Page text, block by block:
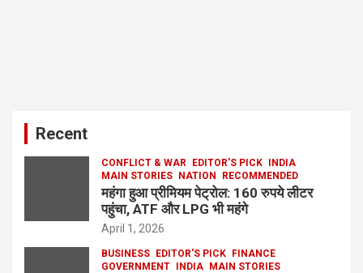
Recent
CONFLICT & WAR EDITOR'S PICK
INDIA
MAIN STORIES
NATION RECOMMENDED
महंगा हुआ प्रीमियम पेट्रोल: 160 रुपये लीटर
पहुंचा, ATF और LPG भी महंगे
April 1, 2026
BUSINESS EDITOR'S PICK
FINANCE
GOVERNMENT
INDIA
MAIN STORIES